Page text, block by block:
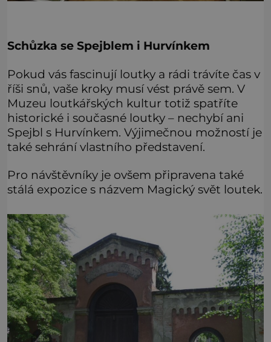
Schůzka se Spejblem i Hurvínkem
Pokud vás fascinují loutky a rádi trávíte čas v
říši snů, vaše kroky musí vést právě sem. V
Muzeu loutkářských kultur totiž spatříte
historické i současné loutky – nechybí ani
Spejbl s Hurvínkem. Výjimečnou možností je
také sehrání vlastního představení.
Pro návštěvníky je ovšem připravena také
stálá expozice s názvem Magický svět loutek.